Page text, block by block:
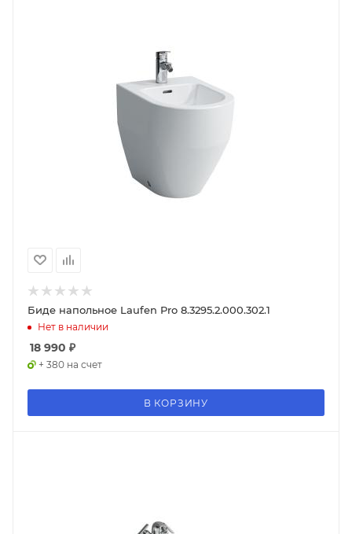
Биде напольное Laufen Pro 8.3295.2.000.302.1
Нет в наличии
18 990 ₽
+ 380 на счет
В КОРЗИНУ